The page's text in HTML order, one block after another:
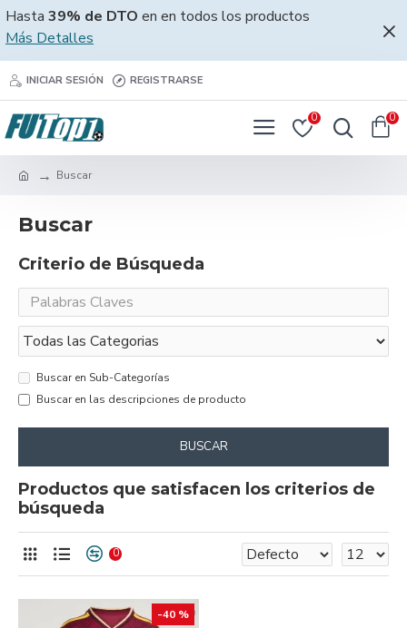
Hasta 39% de DTO en en todos los productos
Más Detalles
INICIAR SESIÓN REGISTRARSE
0 0
Buscar
Buscar
Criterio de Búsqueda
Buscar en Sub-Categorías
Buscar en las descripciones de producto
BUSCAR
Productos que satisfacen los criterios de
búsqueda
0
-40 %